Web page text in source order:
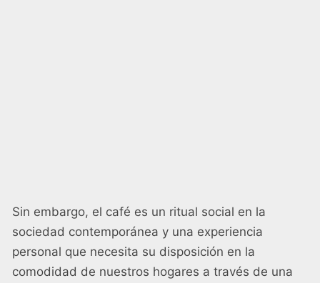
Sin embargo, el café es un ritual social en la
sociedad contemporánea y una experiencia
personal que necesita su disposición en la
comodidad de nuestros hogares a través de una